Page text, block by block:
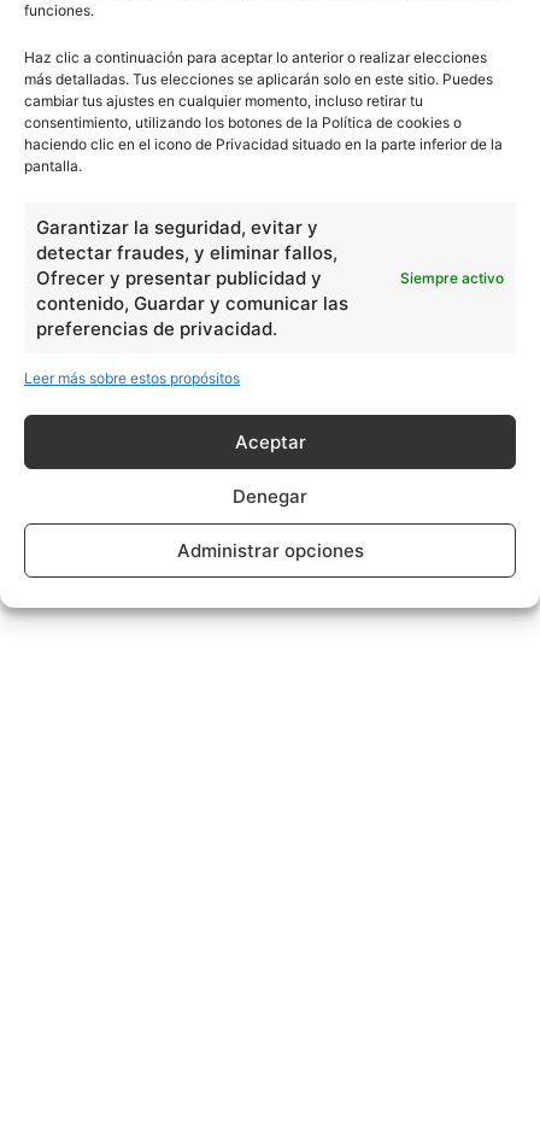
funciones.
Haz clic a continuación para aceptar lo anterior o realizar elecciones
más detalladas. Tus elecciones se aplicarán solo en este sitio. Puedes
cambiar tus ajustes en cualquier momento, incluso retirar tu
consentimiento, utilizando los botones de la Política de cookies o
haciendo clic en el icono de Privacidad situado en la parte inferior de la
pantalla.
Garantizar la seguridad, evitar y
detectar fraudes, y eliminar fallos,
Ofrecer y presentar publicidad y
contenido, Guardar y comunicar las
preferencias de privacidad.
Siempre activo
Leer más sobre estos propósitos
Aceptar
Denegar
Administrar opciones